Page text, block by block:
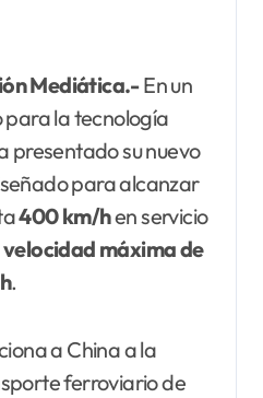
Mediática.-En un
la tecnología
presentado su nuevo
para alcanzar
400 km/hen servicio
velocidad máxima de
.
a China a la
ferroviario de